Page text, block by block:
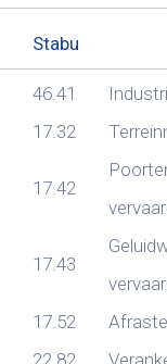
Stabu
46.41
17.32
17.42
17.43
17.52
22.82